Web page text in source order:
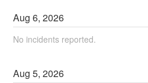
Aug6,2026
No incidents reported.
Aug5,2026